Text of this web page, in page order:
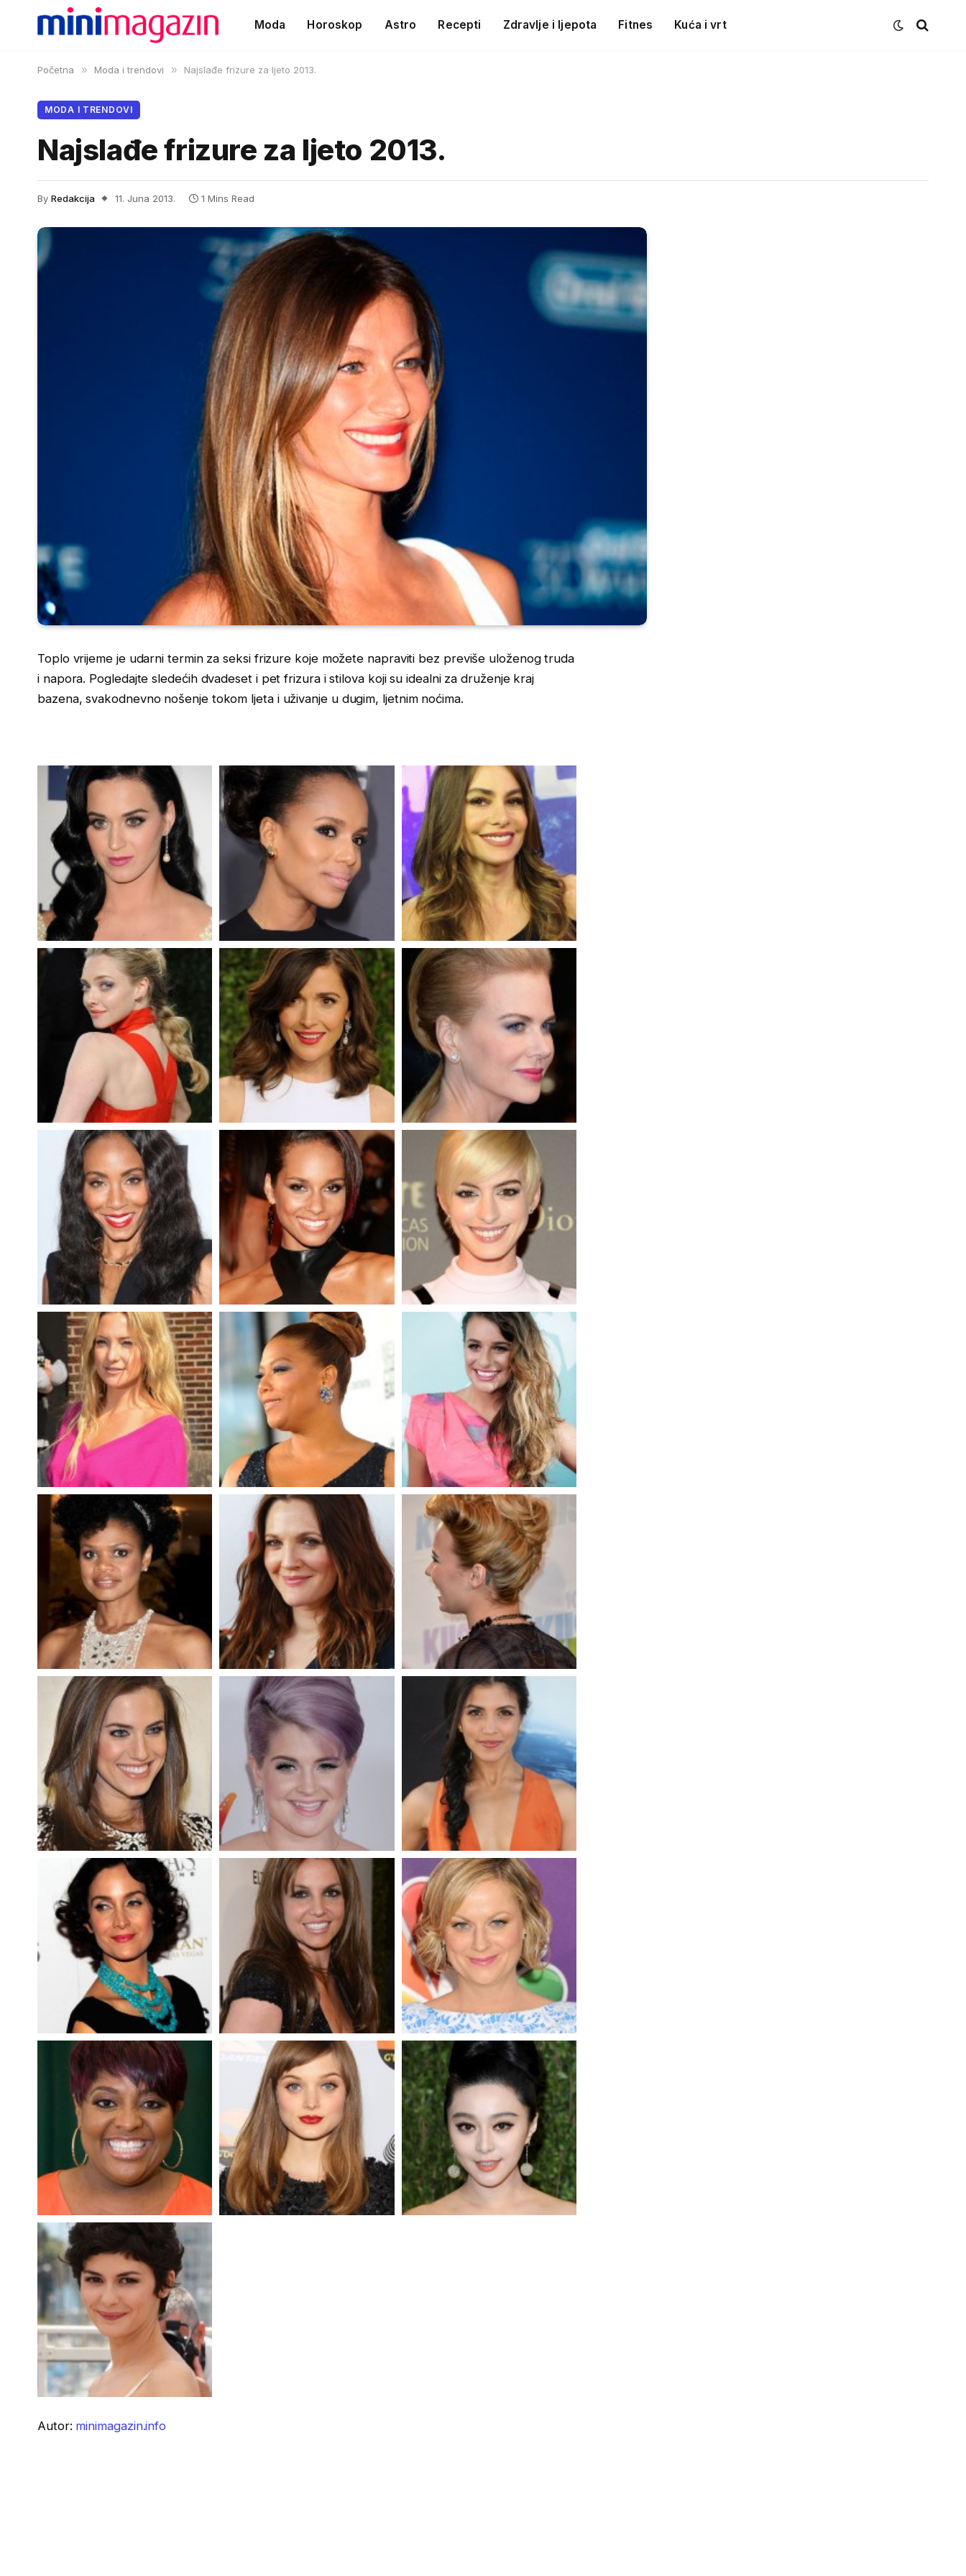
Moda Horoskop Astro Recepti Zdravlje i ljepota Fitnes Kuća i vrt
Početna » Moda i trendovi » Najslađe frizure za ljeto 2013.
MODA I TRENDOVI
Najslađe frizure za ljeto 2013.
By Redakcija 11. Juna 2013. 1 Mins Read
Toplo vrijeme je udarni termin za seksi frizure koje možete napraviti bez previše uloženog truda
i napora. Pogledajte sledećih dvadeset i pet frizura i stilova koji su idealni za druženje kraj
bazena, svakodnevno nošenje tokom ljeta i uživanje u dugim, ljetnim noćima.
Autor: minimagazin.info